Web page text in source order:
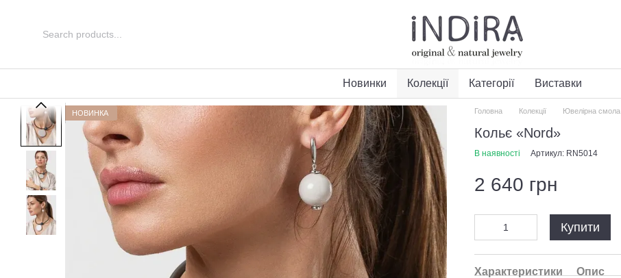
Новинки Колекції Категорії Виставки
НОВИНКА Головна Колекції Ювелірна смола
Кольє «Nord»
В наявності Артикул: RN5014
2 640 грн
Купити
Характеристики
Опис